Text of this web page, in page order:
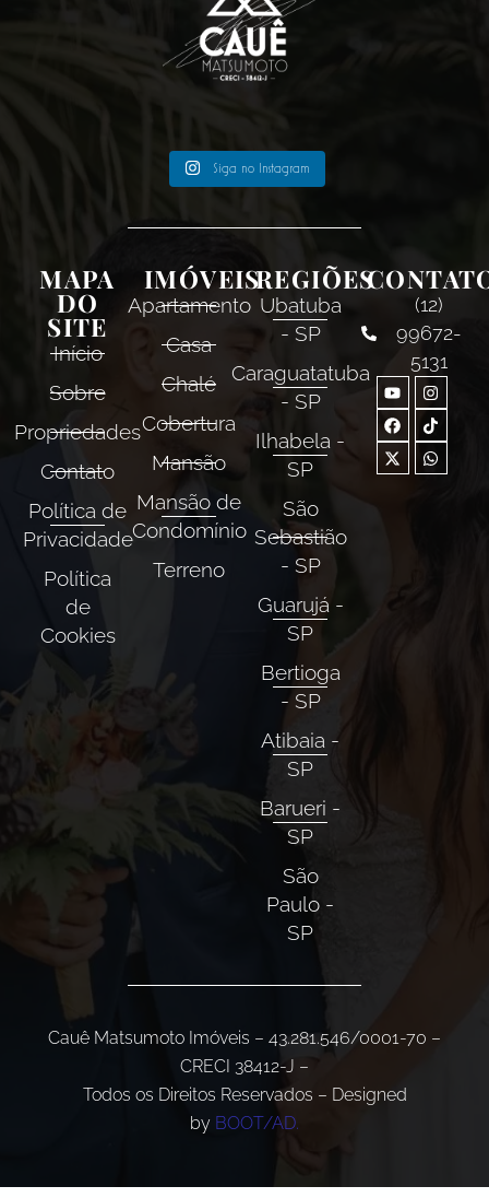
Siga no Instagram
MAPA
DO
SITE
Início
Sobre
Propriedades
Contato
Política de
Privacidade
Política
de
Cookies
IMÓVEIS
Apartamento
Casa
Chalé
Cobertura
Mansão
Mansão de
Condomínio
Terreno
REGIÕES
Ubatuba
- SP
Caraguatatuba
- SP
Ilhabela -
SP
São
Sebastião
- SP
Guarujá -
SP
Bertioga
- SP
Atibaia -
SP
Barueri -
SP
São
Paulo -
SP
(12)
99672-
5131
Cauê Matsumoto Imóveis – 43.281.546/0001-70 –
CRECI 38412-J –
Todos os Direitos Reservados – Designed
by BOOT/AD.